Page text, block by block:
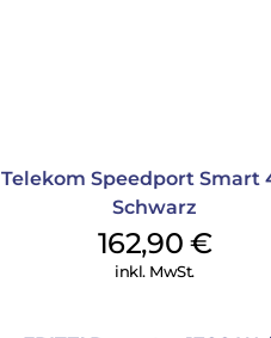
Telekom Speedport Smart
Schwarz
162,90 €
inkl. MwSt.